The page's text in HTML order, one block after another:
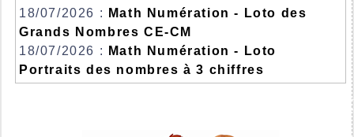
18/07/2026 :
Math Numération - Loto des
Grands Nombres CE-CM
18/07/2026 :
Math Numération - Loto
Portraits des nombres à 3 chiffres